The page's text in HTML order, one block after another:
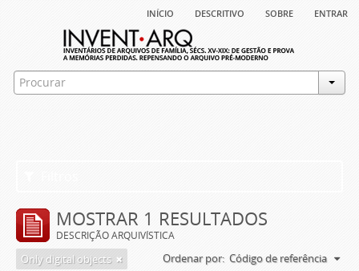
início descritivo sobre entrar
MOSTRAR 1 RESULTADOS
DESCRIÇÃO ARQUIVÍSTICA
Only digital objects Ordenar por: Código de referência